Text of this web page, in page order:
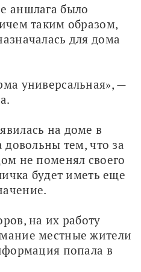
аншлага было
таким образом,
для дома
универсальная», —
на доме в
довольны тем, что за
не поменял своего
будет иметь еще
на их работу
местные жители
попала в